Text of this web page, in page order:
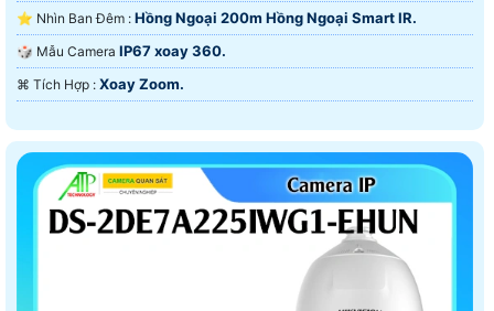
⭐ Nhìn Ban Đêm : Hồng Ngoại 200m Hồng Ngoại Smart IR.
🎲 Mẫu Camera IP67 xoay 360.
️⌘ Tích Hợp : Xoay Zoom.